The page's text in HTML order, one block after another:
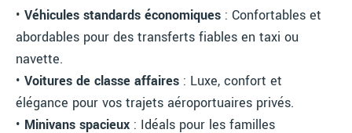
• Véhicules standards économiques : Confortables et
abordables pour des transferts fiables en taxi ou
navette.
• Voitures de classe affaires : Luxe, confort et
élégance pour vos trajets aéroportuaires privés.
• Minivans spacieux : Idéals pour les familles